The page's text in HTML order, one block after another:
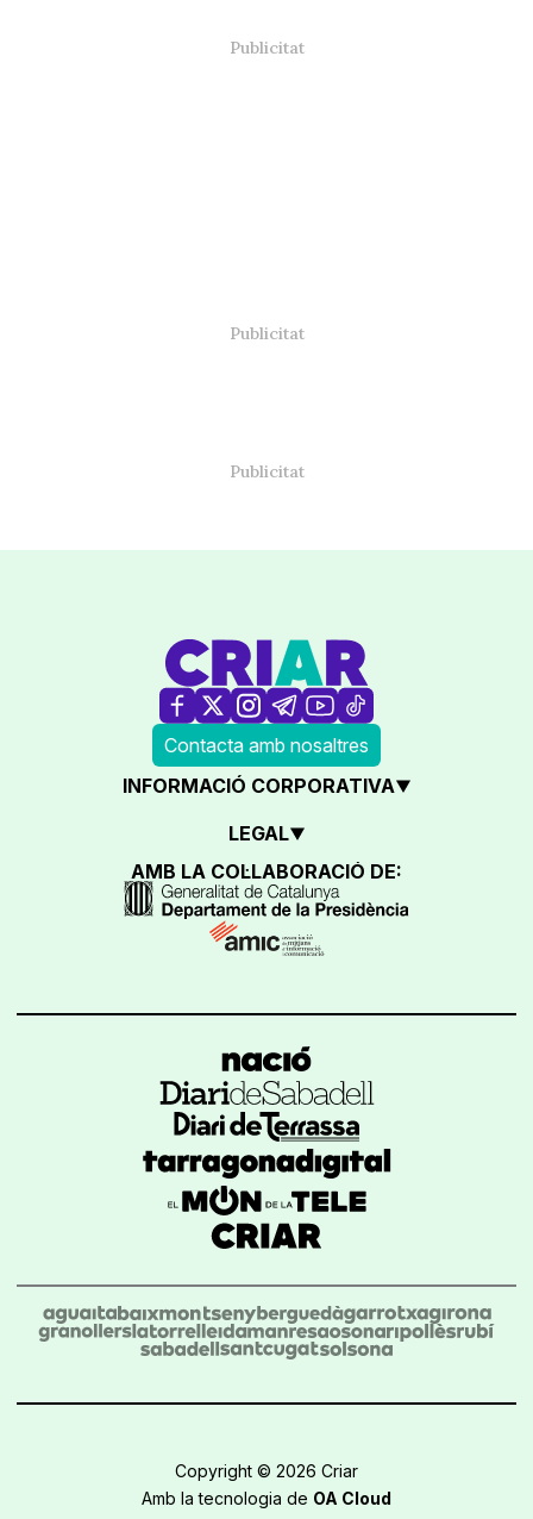
Contacta amb nosaltres
INFORMACIÓ CORPORATIVA
LEGAL
AMB LA COL·LABORACIÓ DE:
Copyright © 2026 Criar
Amb la tecnologia de OA Cloud